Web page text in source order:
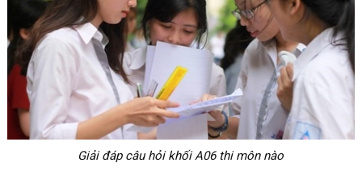
Giải đáp câu hỏi khối A06 thi môn nào